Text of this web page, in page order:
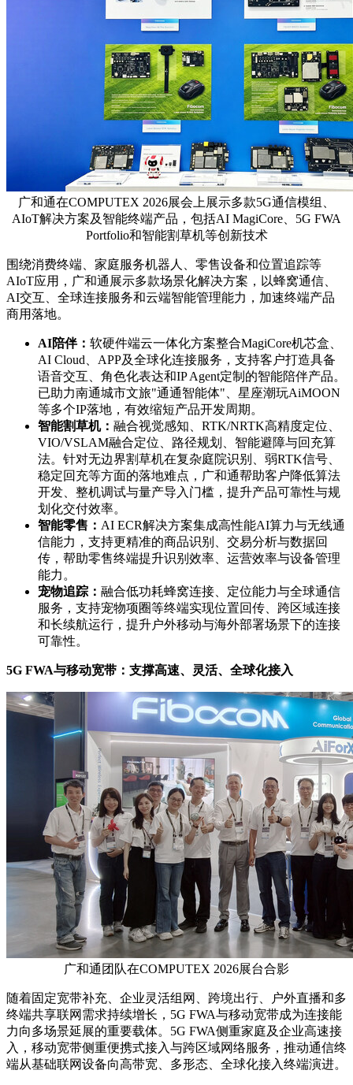
广和通在COMPUTEX 2026展会上展示多款5G通信模组、
AIoT解决方案及智能终端产品，包括AI MagiCore、5G FWA
Portfolio和智能割草机等创新技术
围绕消费终端、家庭服务机器人、零售设备和位置追踪等
AIoT应用，广和通展示多款场景化解决方案，以蜂窝通信、
AI交互、全球连接服务和云端智能管理能力，加速终端产品
商用落地。
AI陪伴： 软硬件端云一体化方案整合MagiCore机芯盒、
AI Cloud、APP及全球化连接服务，支持客户打造具备
语音交互、角色化表达和IP Agent定制的智能陪伴产品。
已助力南通城市文旅"通通智能体"、星座潮玩AiMOON
等多个IP落地，有效缩短产品开发周期。
智能割草机： 融合视觉感知、RTK/NRTK高精度定位、
VIO/VSLAM融合定位、路径规划、智能避障与回充算
法。针对无边界割草机在复杂庭院识别、弱RTK信号、
稳定回充等方面的落地难点，广和通帮助客户降低算法
开发、整机调试与量产导入门槛，提升产品可靠性与规
划化交付效率。
智能零售： AI ECR解决方案集成高性能AI算力与无线通
信能力，支持更精准的商品识别、交易分析与数据回
传，帮助零售终端提升识别效率、运营效率与设备管理
能力。
宠物追踪： 融合低功耗蜂窝连接、定位能力与全球通信
服务，支持宠物项圈等终端实现位置回传、跨区域连接
和长续航运行，提升户外移动与海外部署场景下的连接
可靠性。
5G FWA与移动宽带：支撑高速、灵活、全球化接入
广和通团队在COMPUTEX 2026展台合影
随着固定宽带补充、企业灵活组网、跨境出行、户外直播和多
终端共享联网需求持续增长，5G FWA与移动宽带成为连接能
力向多场景延展的重要载体。5G FWA侧重家庭及企业高速接
入，移动宽带侧重便携式接入与跨区域网络服务，推动通信终
端从基础联网设备向高带宽、多形态、全球化接入终端演进。